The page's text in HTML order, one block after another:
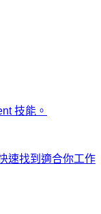
技能。
速找到適合你工作